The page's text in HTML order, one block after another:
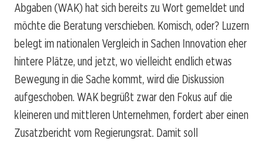
Abgaben (WAK) hat sich bereits zu Wort gemeldet und
möchte die Beratung verschieben. Komisch, oder? Luzern
belegt im nationalen Vergleich in Sachen Innovation eher
hintere Plätze, und jetzt, wo vielleicht endlich etwas
Bewegung in die Sache kommt, wird die Diskussion
aufgeschoben. WAK begrüßt zwar den Fokus auf die
kleineren und mittleren Unternehmen, fordert aber einen
Zusatzbericht vom Regierungsrat. Damit soll